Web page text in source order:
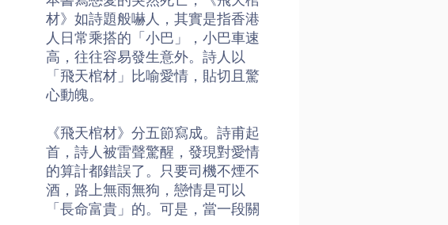
材》如詩題般嚇人，其實是指香港
人日常乘搭的「小巴」，小巴車速
高，往往容易發生意外。詩人以
「飛天棺材」比喻愛情，貼切且驚
心動魄。
《飛天棺材》分五節寫成。詩甫起
首，詩人被雷聲驚醒，發現對愛情
的算計都錯誤了。只要司機不煙不
酒，路上無雨無狗，戀情是可以
「長命富貴」的。可是，當一段關